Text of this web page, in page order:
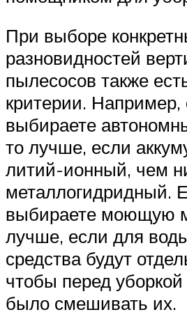
При выборе
разновидностей
пылесосов также
критерии.
выбираете
то лучше, если
литий-ионный, чем
металлогидридный.
выбираете моющую
лучше, если для
средства будут
чтобы перед
было смешивать их.